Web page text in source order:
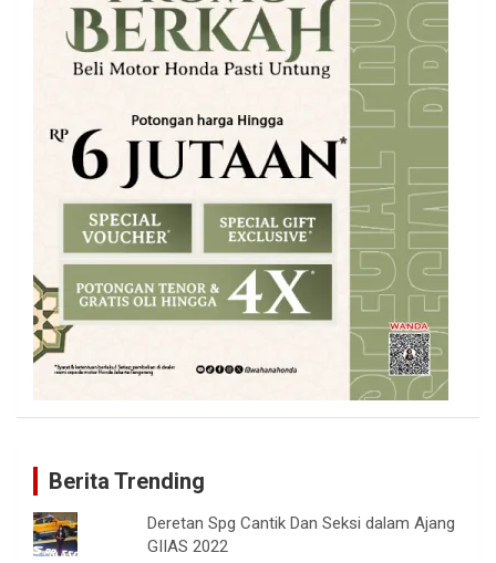
Berita Trending
Deretan Spg Cantik Dan Seksi dalam Ajang
GIIAS 2022